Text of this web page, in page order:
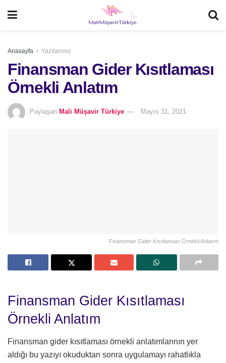
Anasayfa Yazılarımız
Finansman Gider Kısıtlaması
Örnekli Anlatım
Paylaşan Mali Müşavir Türkiye Mayıs 31, 2021
Finansman Gider Kısıtlaması Örnekli Anlatım
Finansman Gider Kısıtlaması
Örnekli Anlatım
Finansman gider kısıtlaması örnekli anlatımlarının yer
aldığı bu yazıyı okuduktan sonra uygulamayı rahatlıkla